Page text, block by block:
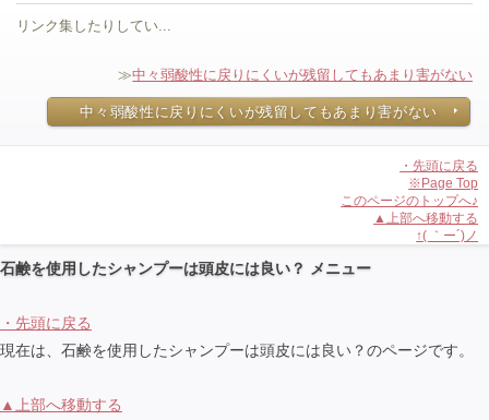
リンク集したりしてい...
≫中々弱酸性に戻りにくいが残留してもあまり害がない
中々弱酸性に戻りにくいが残留してもあまり害がない
・先頭に戻る
※Page Top
このページのトップへ♪
▲上部へ移動する
↑( ｀ー´)ノ
石鹸を使用したシャンプーは頭皮には良い？ メニュー
・先頭に戻る
現在は、石鹸を使用したシャンプーは頭皮には良い？のページです。
▲上部へ移動する